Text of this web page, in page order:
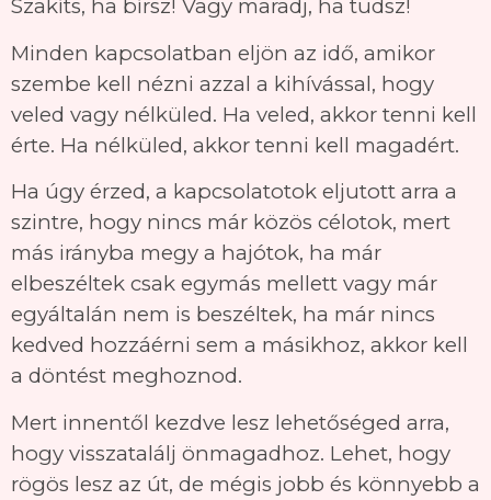
Szakíts, ha bírsz! Vagy maradj, ha tudsz!
Minden kapcsolatban eljön az idő, amikor
szembe kell nézni azzal a kihívással, hogy
veled vagy nélküled. Ha veled, akkor tenni kell
érte. Ha nélküled, akkor tenni kell magadért.
Ha úgy érzed, a kapcsolatotok eljutott arra a
szintre, hogy nincs már közös célotok, mert
más irányba megy a hajótok, ha már
elbeszéltek csak egymás mellett vagy már
egyáltalán nem is beszéltek, ha már nincs
kedved hozzáérni sem a másikhoz, akkor kell
a döntést meghoznod.
Mert innentől kezdve lesz lehetőséged arra,
hogy visszatalálj önmagadhoz. Lehet, hogy
rögös lesz az út, de mégis jobb és könnyebb a